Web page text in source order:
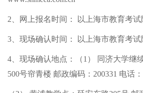
2、网上报名时间： 以上海市教育考试
3、现场确认时间： 以上海市教育考试
4、现场确认地点：（1） 同济大学继
500号帘青楼 邮政编码：200331 电话